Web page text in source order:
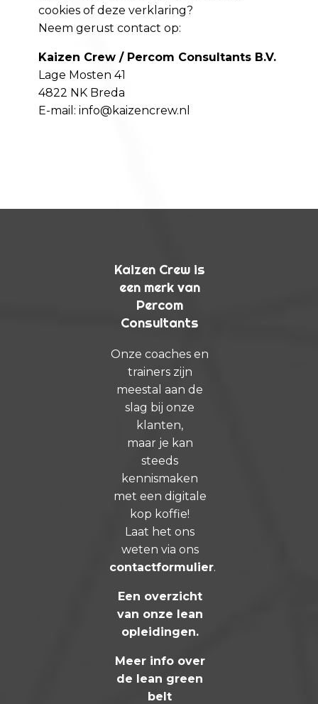
cookies of deze verklaring?
Neem gerust contact op:
Kaizen Crew / Percom Consultants B.V.
Lage Mosten 41
4822 NK Breda
E-mail:info@kaizencrew.nl
Kaizen Crew is
een merk van
Percom
Consultants
Onze coaches en
trainers zijn
meestal aan de
slag bij onze
klanten,
maar je kan
steeds
kennismaken
met een digitale
kop koffie!
Laat het ons
weten via ons
contactformulier.
Een overzicht
van onze lean
opleidingen.
Meer info over
de lean green
belt